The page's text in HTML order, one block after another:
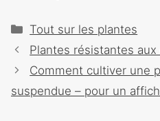
Catégories
Tout sur les plantes
Navigation
des
Plantes résistantes
Comment cultiver une
suspendue – pour un